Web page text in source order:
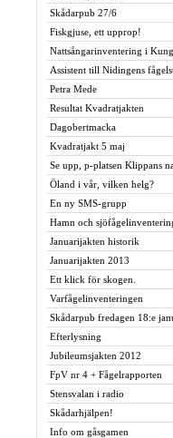
Skådarpub 27/6
Fiskgjuse, ett upprop!
Nattsångarinventering i
Assistent till Nidingens
Petra Mede
Resultat Kvadratjakten
Dagobertmacka
Kvadratjakt 5 maj
Se upp, p-platsen Klippans
Öland i vår, vilken helg?
En ny SMS-grupp
Hamn och
Januarijakten historik
Januarijakten 2013
Ett klick för skogen.
Varfågelinventeringen
Skådarpub fredagen 18:e
Efterlysning
Jubileumsjakten 2012
FpV nr 4 + Fågelrapporten
Stensvalan i radio
Skådarhjälpen!
Info om gåsgamen